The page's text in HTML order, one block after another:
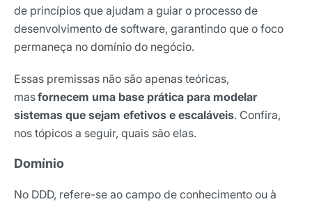
de princípios que ajudam a guiar o processo de
desenvolvimento de software, garantindo que o foco
permaneça no domínio do negócio.
Essas premissas não são apenas teóricas,
masfornecem uma base prática para modelar
sistemas que sejam efetivos e escaláveis. Confira,
nos tópicos a seguir, quais são elas.
Domínio
No DDD, refere-se ao campo de conhecimento ou à